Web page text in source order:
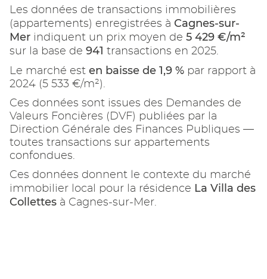
Les données de transactions immobilières
(appartements) enregistrées à Cagnes-sur-
Mer indiquent un prix moyen de 5 429 €/m²
sur la base de 941 transactions en 2025.
Le marché est en baisse de 1,9 % par rapport à
2024 (5 533 €/m²).
Ces données sont issues des Demandes de
Valeurs Foncières (DVF) publiées par la
Direction Générale des Finances Publiques —
toutes transactions sur appartements
confondues.
Ces données donnent le contexte du marché
immobilier local pour la résidence La Villa des
Collettes à Cagnes-sur-Mer.